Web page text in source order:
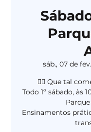
sáb., 07 de fev.
🧘‍♀️ Que tal
Todo 1º sábado, às
Ensinamentos